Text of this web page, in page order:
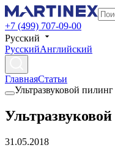
+7 (499) 707-09-00
Русский
РусскийАнглийский
ГлавнаяСтатьи
Ультразвуковой
31.05.2018